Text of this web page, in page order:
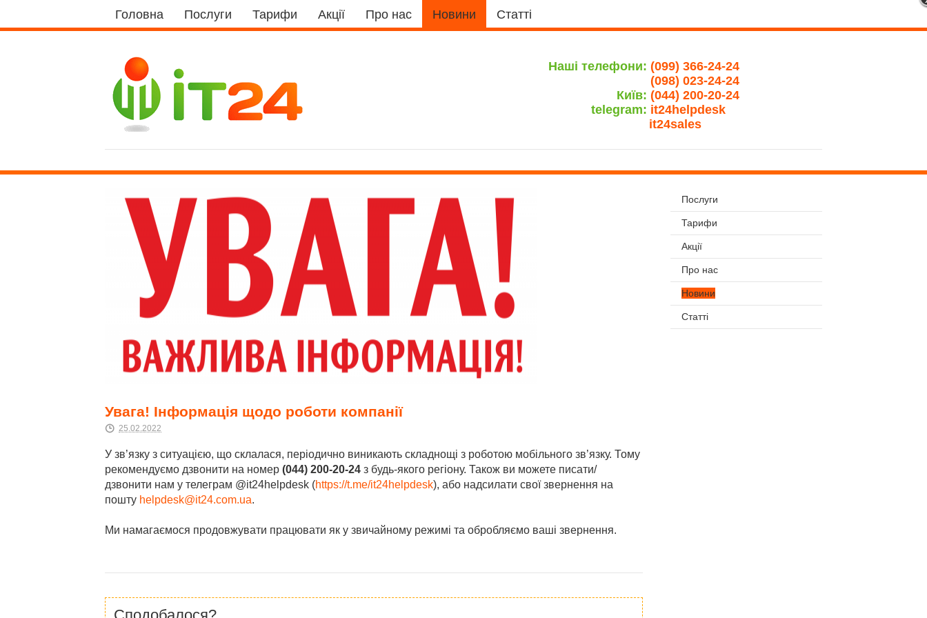
Головна Послуги Тарифи Акції Про нас Новини Статті
Наші телефони: (099) 366-24-24
(098) 023-24-24
Київ: (044) 200-20-24
telegram: it24helpdesk
it24sales
Увага! Інформація щодо роботи компанії
25.02.2022
У зв’язку з ситуацією, що склалася, періодично виникають складнощі з роботою мобільного зв’язку. Тому
рекомендуємо дзвонити на номер (044) 200-20-24 з будь-якого регіону. Також ви можете писати/
дзвонити нам у телеграм @it24helpdesk (https://t.me/it24helpdesk), або надсилати свої звернення на
пошту helpdesk@it24.com.ua.
Ми намагаємося продовжувати працювати як у звичайному режимі та обробляємо ваші звернення.
Послуги
Тарифи
Акції
Про нас
Новини
Статті